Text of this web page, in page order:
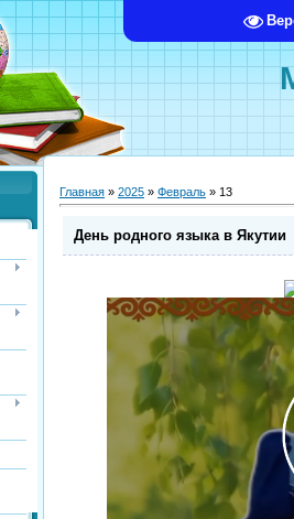
Главная » 2025 » Февраль » 13
День родного языка в Якутии